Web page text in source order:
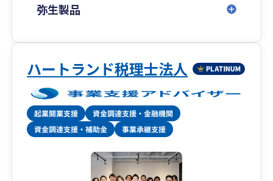
弥生製品
ハートランド税理士法人